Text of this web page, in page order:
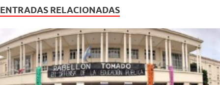
e
o
o
k
er s
A
p
p
ENTRADAS RELACIONADAS